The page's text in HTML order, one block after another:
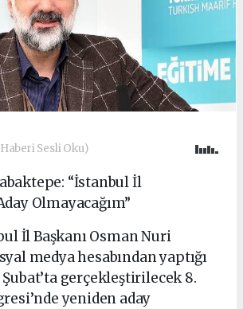
Sesli Oku)
“İstanbul İl
Olmayacağım”
İl Başkanı Osman Nuri
medya hesabından yaptığı
gerçekleştirilecek 8.
yeniden aday